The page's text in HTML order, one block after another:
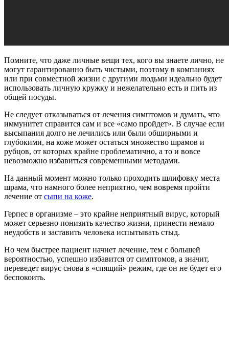
Помните, что даже личные вещи тех, кого вы знаете лично, не
могут гарантированно быть чистыми, поэтому в компаниях
или при совместной жизни с другими людьми идеально будет
использовать личную кружку и нежелательно есть и пить из
общей посуды.
Не следует отказываться от лечения симптомов и думать, что
иммунитет справится сам и все «само пройдет». В случае если
высыпания долго не лечились или были обширными и
глубокими, на коже может остаться множество шрамов и
рубцов, от которых крайне проблематично, а то и вовсе
невозможно избавиться современными методами.
На данный момент можно только проходить шлифовку места
шрама, что намного более неприятно, чем вовремя пройти
лечение от сыпи на коже.
Герпес в организме – это крайне неприятный вирус, который
может серьезно понизить качество жизни, принести немало
неудобств и заставить человека испытывать стыд.
Но чем быстрее пациент начнет лечение, тем с большей
вероятностью, успешно избавится от симптомов, а значит,
переведет вирус снова в «спящий» режим, где он не будет его
беспокоить.